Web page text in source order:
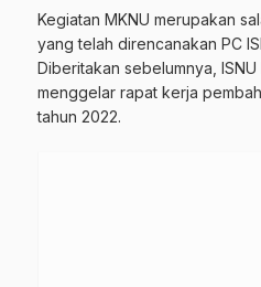
Kegiatan MKNU merupakan
yang telah direncanakan PC
Diberitakan sebelumnya,
menggelar rapat kerja
tahun 2022.